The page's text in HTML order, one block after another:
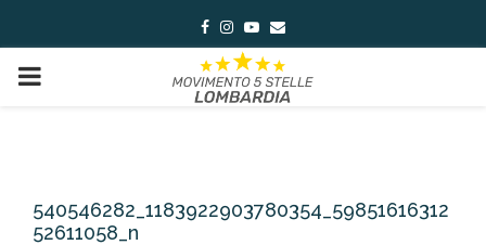
Facebook
Instagram
Youtube
Email
PRIMARY
540546282_1183922903780354_59851616312
52611058_n